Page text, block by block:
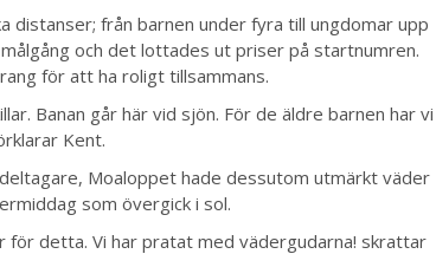
distanser; från barnen under fyra till ungdomar upp
och det lottades ut priser på startnumren.
för att ha roligt tillsammans.
Banan går här vid sjön. För de äldre barnen har vi
Kent.
Moaloppet hade dessutom utmärkt väder
som övergick i sol.
detta. Vi har pratat med vädergudarna! skrattar